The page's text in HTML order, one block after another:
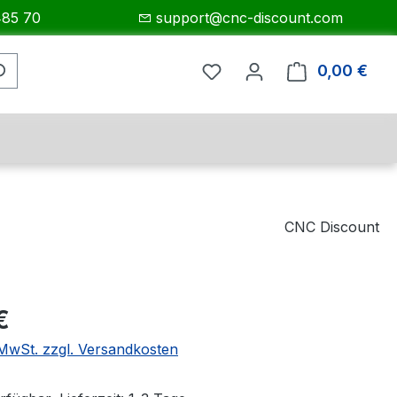
70 support@cnc-discount.com
0,00 €
CNC Discount
zzgl. Versandkosten